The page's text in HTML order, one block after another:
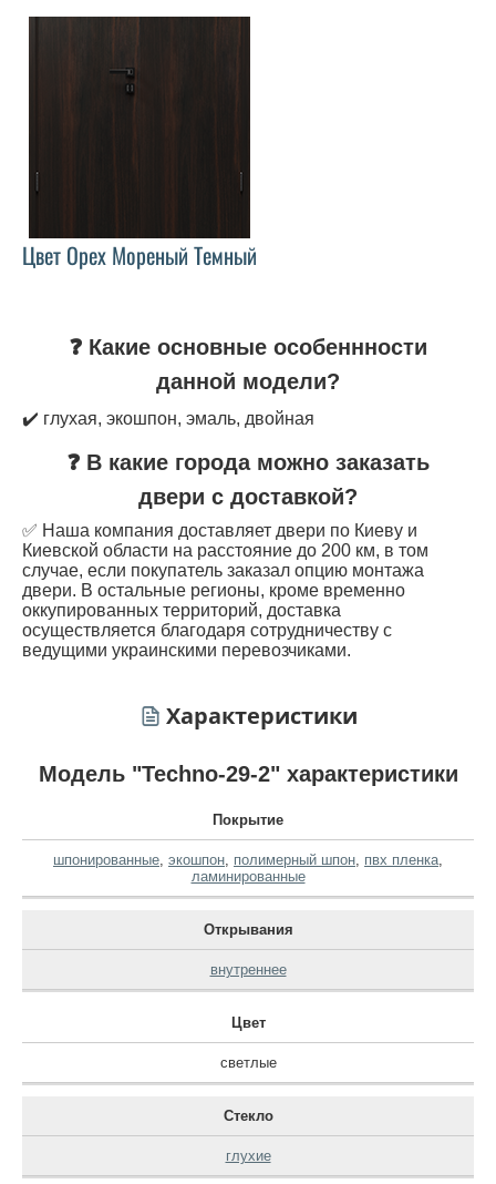
Цвет Орех Мореный Темный
❓ Какие основные особеннности
данной модели?
✔️ глухая, экошпон, эмаль, двойная
❓ В какие города можно заказать
двери с доставкой?
✅ Наша компания доставляет двери по Киеву и
Киевской области на расстояние до 200 км, в том
случае, если покупатель заказал опцию монтажа
двери. В остальные регионы, кроме временно
оккупированных территорий, доставка
осуществляется благодаря сотрудничеству с
ведущими украинскими перевозчиками.
Характеристики
Модель "Techno-29-2" характеристики
Покрытие
шпонированные экошпон полимерный шпон пвх пленка
ламинированные
Открывания
внутреннее
Цвет
светлые
Стекло
глухие